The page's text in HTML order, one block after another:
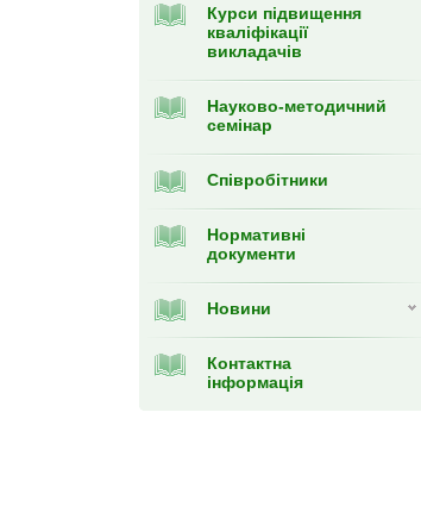
Курси підвищення
кваліфікації
викладачів
Науково-методичний
семінар
Співробітники
Нормативні
документи
Новини
Контактна
інформація